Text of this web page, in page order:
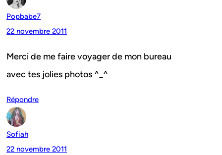
Popbabe7
22 novembre 2011
Merci de me faire voyager de mon bureau
avec tes jolies photos ^_^
Répondre
Sofiah
22 novembre 2011